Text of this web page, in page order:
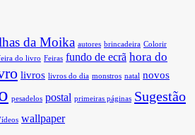
da Moika autores brincadeira Colorir
do livro Feiras fundo de ecrã hora do
livros livros do dia monstros natal novos
pesadelos postal primeiras páginas Sugestão
wallpaper